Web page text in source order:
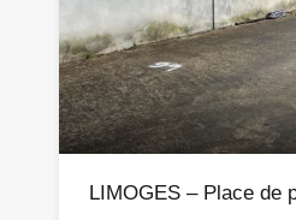
LIMOGES – Place de